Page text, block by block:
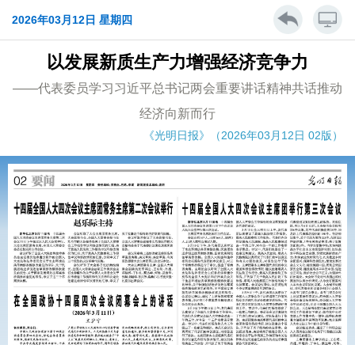
2026年03月12日 星期四
以发展新质生产力增强经济竞争力
——代表委员学习习近平总书记两会重要讲话精神共话推动
经济向新而行
《光明日报》（2026年03月12日 02版）